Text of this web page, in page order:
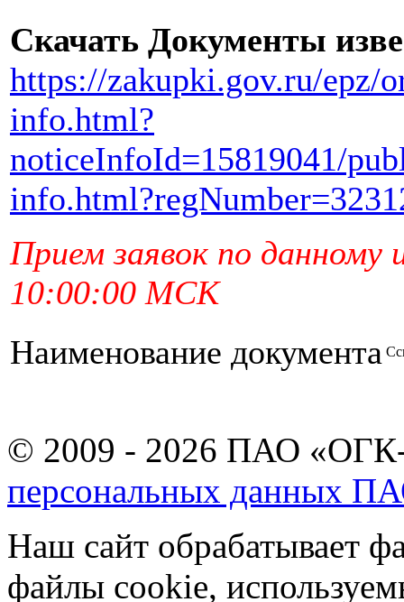
Скачать Документы
https://zakupki.gov.ru/epz/
info.html?
noticeInfoId=15819041/
Прием заявок по данному
10:00:00 МСК
Наименование документа
© 2009 - 2026 ПАО
персональных данных
Наш сайт обрабатывает
файлы cookie,